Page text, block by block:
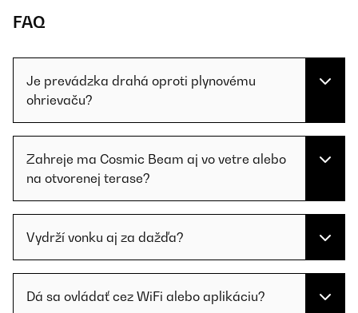
FAQ
Je prevádzka drahá oproti plynovému
ohrievaču?
Zahreje ma Cosmic Beam aj vo vetre alebo
na otvorenej terase?
Vydrží vonku aj za dažďa?
Dá sa ovládať cez WiFi alebo aplikáciu?